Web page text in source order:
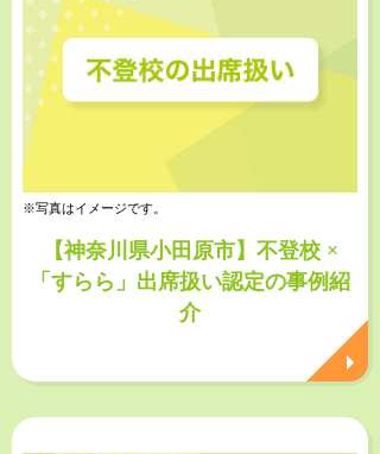
※写真はイメージです。
【神奈川県小田原市】不登校 ×
「すらら」出席扱い認定の事例紹
介